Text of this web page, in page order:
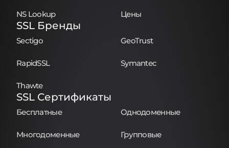
NS Lookup Цены
SSL Бренды
Sectigo GeoTrust
RapidSSL Symantec
Thawte
SSL Сертификаты
Бесплатные Однодоменные
Многодоменные Групповые